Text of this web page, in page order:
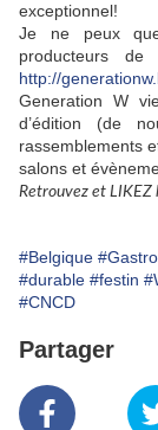
exceptionnel!
Je ne peux
producteurs
http://
Generation W
d’édition (de
rassemblements
salons et
Retrouvez et LIKEZ
#Belgique
#durable #festin
#CNCD
Partager